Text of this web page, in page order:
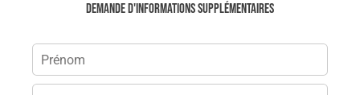
Demande d'informations supplémentaires